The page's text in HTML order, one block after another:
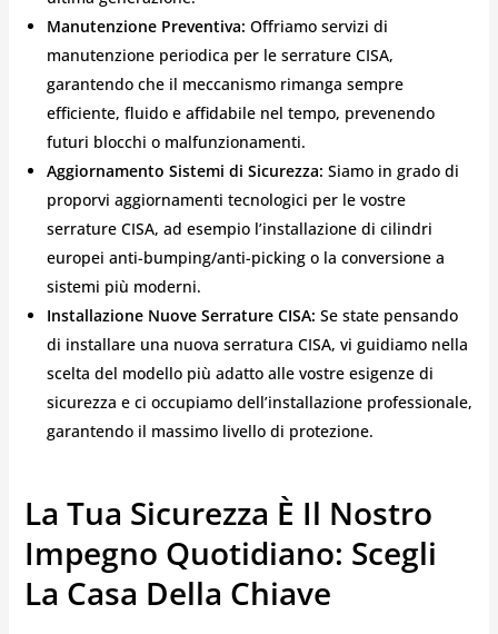
Manutenzione Preventiva: Offriamo servizi di
manutenzione periodica per le serrature CISA,
garantendo che il meccanismo rimanga sempre
efficiente, fluido e affidabile nel tempo, prevenendo
futuri blocchi o malfunzionamenti.
Aggiornamento Sistemi di Sicurezza: Siamo in grado di
proporvi aggiornamenti tecnologici per le vostre
serrature CISA, ad esempio l’installazione di cilindri
europei anti-bumping/anti-picking o la conversione a
sistemi più moderni.
Installazione Nuove Serrature CISA: Se state pensando
di installare una nuova serratura CISA, vi guidiamo nella
scelta del modello più adatto alle vostre esigenze di
sicurezza e ci occupiamo dell’installazione professionale,
garantendo il massimo livello di protezione.
La Tua Sicurezza È Il Nostro
Impegno Quotidiano: Scegli
La Casa Della Chiave